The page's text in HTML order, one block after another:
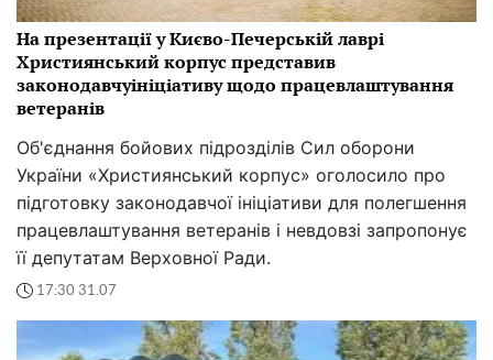
На презентації у Києво-Печерській лаврі
Християнський корпус представив
законодавчуініціативу щодо працевлаштування
ветеранів
Об'єднання бойових підрозділів Сил оборони
України «Християнський корпус» оголосило про
підготовку законодавчої ініціативи для полегшення
працевлаштування ветеранів і невдовзі запропонує
її депутатам Верховної Ради.
17:30 31.07